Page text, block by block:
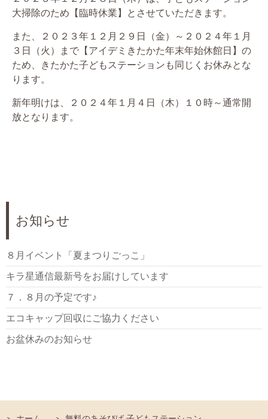
大掃除のため【臨時休業】とさせていただきます。
また、２０２３年１２月２９日（金）～２０２４年１月
３日（火）まで【アイデミきたかた年末年始休館日】の
ため、きたかた子どもステーションも同じくお休みとな
ります。
新年明けは、２０２４年１月４日（木）１０時～通常開
放となります。
お知らせ
８月イベント「夏まつりごっこ」
キラ星通信最新号をお届けしています
７．８月の予定です♪
エコキャップ回収にご協力ください
お盆休みのお知らせ